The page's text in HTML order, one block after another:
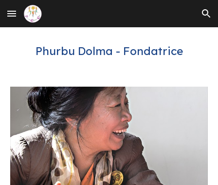
Skip to main content Skip to navigation
Phurbu Dolma - Fondatrice